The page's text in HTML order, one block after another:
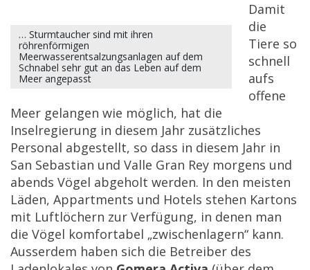
… Sturmtaucher sind mit ihren
röhrenförmigen
Meerwasserentsalzungsanlagen auf dem
Schnabel sehr gut an das Leben auf dem
Meer angepasst
Damit
die
Tiere so
schnell
aufs
offene
Meer gelangen wie möglich, hat die
Inselregierung in diesem Jahr zusätzliches
Personal abgestellt, so dass in diesem Jahr in
San Sebastian und Valle Gran Rey morgens und
abends Vögel abgeholt werden. In den meisten
Läden, Appartments und Hotels stehen Kartons
mit Luftlöchern zur Verfügung, in denen man
die Vögel komfortabel „zwischenlagern“ kann.
Ausserdem haben sich die Betreiber des